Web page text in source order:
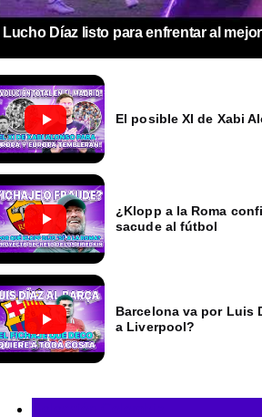
Lucho Díaz listo para enfrentar al
El posible XI de Xabi
¿Klopp a la Roma
sacude al fútbol
Barcelona va por Luis
a Liverpool?